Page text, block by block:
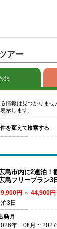
アー
旅
情報は見つかりませ
示します。
を変えて検索する
島市内に2連泊！
フリープラン3
円 ～ 44,900円
3日
発月
年 08月 ~